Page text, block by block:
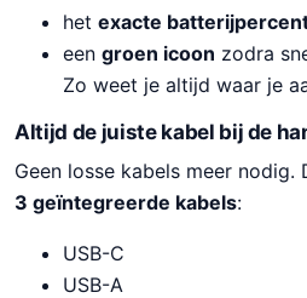
het exacte
een groen icoon zodra
Zo weet je altijd waar je
Altijd de juiste kabel bij de
Geen losse kabels meer
3 geïntegreerde kabels:
USB-C
USB-A